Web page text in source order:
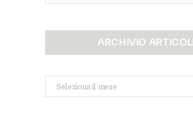
ARCHIVIO ARTICOLI
Archivio
Articoli